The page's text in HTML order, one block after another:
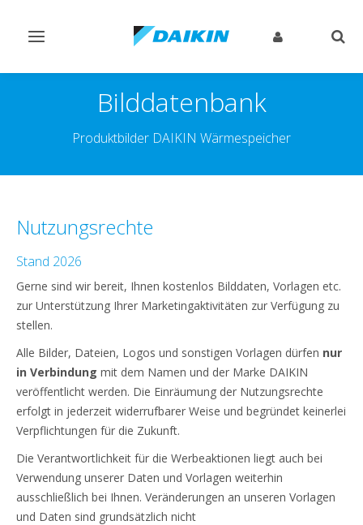
Navigation
Bilddatenbank
Produktbilder DAIKIN Wärmespeicher
Nutzungsrechte
Stand 2026
Gerne sind wir bereit, Ihnen kostenlos Bilddaten, Vorlagen etc.
zur Unterstützung Ihrer Marketingaktivitäten zur Verfügung zu
stellen.
Alle Bilder, Dateien, Logos und sonstigen Vorlagen dürfen nur
in Verbindung mit dem Namen und der Marke DAIKIN
veröffentlicht werden. Die Einräumung der Nutzungsrechte
erfolgt in jederzeit widerrufbarer Weise und begründet keinerlei
Verpflichtungen für die Zukunft.
Die Verantwortlichkeit für die Werbeaktionen liegt auch bei
Verwendung unserer Daten und Vorlagen weiterhin
ausschließlich bei Ihnen. Veränderungen an unseren Vorlagen
und Daten sind grundsätzlich nicht